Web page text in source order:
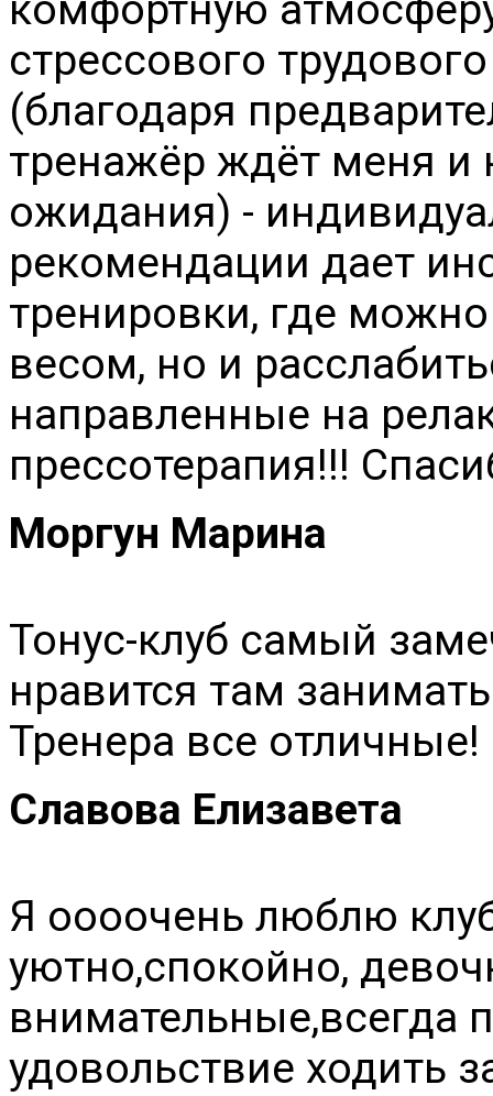
стрессового
(благодаря
тренажёр ждёт меня и
ожидания) -
рекомендации дает
тренировки, где
весом, но и
направленные на
прессотерапия!!!
Моргун Марина
Тонус-клуб самый
нравится там
Тренера все отличные!
Славова Елизавета
Я оооочень люблю
уютно,спокойно,
внимательные,всегда
удовольствие ходить